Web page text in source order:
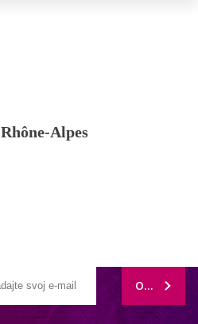
Rhône-Alpes
ODOBERAŤ